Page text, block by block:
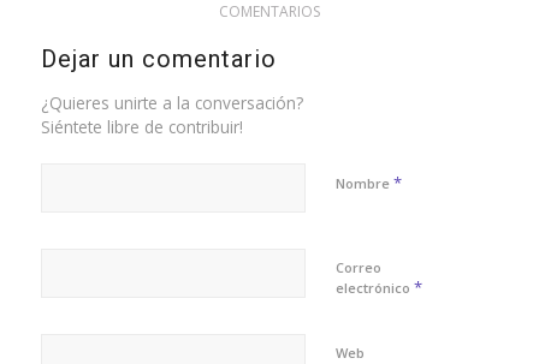
COMENTARIOS
Dejar un comentario
¿Quieres unirte a la conversación?
Siéntete libre de contribuir!
Nombre *
Correo
electrónico *
Web